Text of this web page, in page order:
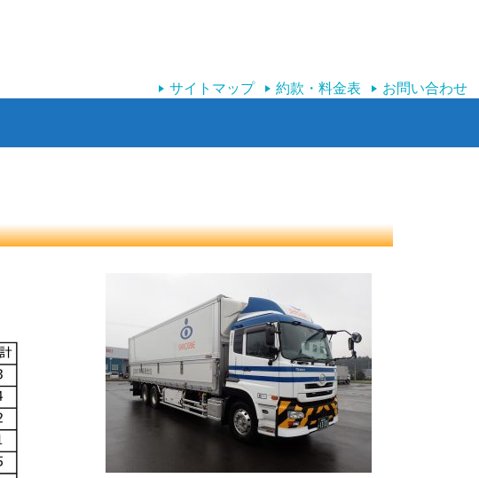
お問い合わせ
約款・料金表
サイトマップ